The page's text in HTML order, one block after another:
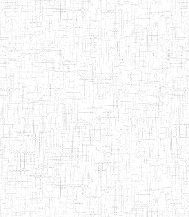
03/11/1983 ENIEG Public
25/08/1978 ENIEG Public
13/08/2013 ENIET Public
27/08/2013 ENIEG Public